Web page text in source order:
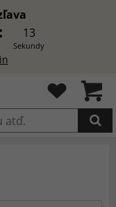
11
Sekundy